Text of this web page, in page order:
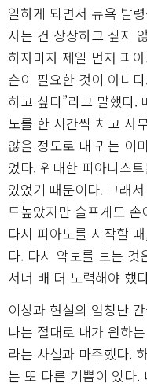
일하게 되면서 뉴욕 발
사는 건 상상하고 싶지
하자마자 제일 먼저 피
슨이 필요한 것이 아니
하고 싶다”라고 말했다.
노를 한 시간씩 치고 사
않을 정도로 내 귀는 이
었다. 위대한 피아니스
있었기 때문이다. 그래
드높았지만 슬프게도
다시 피아노를 시작할
다. 다시 악보를 보는
서너 배 더 노력해야 했
이상과 현실의 엄청난
나는 절대로 내가 원하
라는 사실과 마주했다.
는 또 다른 기쁨이 있다.